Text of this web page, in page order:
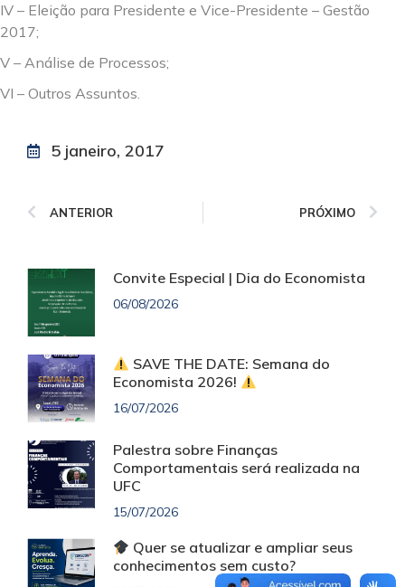
IV – Eleição para Presidente e Vice-Presidente – Gestão
2017;
V – Análise de Processos;
VI – Outros Assuntos.
5 janeiro, 2017
ANTERIOR PRÓXIMO
Convite Especial | Dia do Economista
06/08/2026
SAVE THE DATE: Semana do
Economista 2026!
16/07/2026
Palestra sobre Finanças
Comportamentais será realizada na
UFC
15/07/2026
Quer se atualizar e ampliar seus
conhecimentos sem custo?